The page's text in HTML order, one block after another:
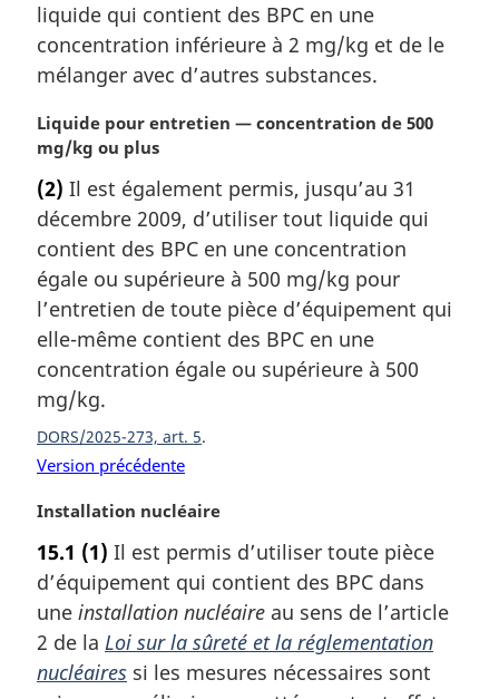
i
n
a
e
:
liquide qui contient des BPC en une
concentration inférieure à 2 mg/kg et de le
mélanger avec d’autres substances.
N
o
e
m
a
r
g
i
n
a
l
:
Liquide pour entretien — concentration de 500
mg/kg ou plus
(2) Il est également permis, jusqu’au 31
décembre 2009, d’utiliser tout liquide qui
contient des BPC en une concentration
égale ou supérieure à 500 mg/kg pour
l’entretien de toute pièce d’équipement qui
elle-même contient des BPC en une
concentration égale ou supérieure à 500
mg/kg.
DORS/2025-273, art. 5
Version précédente
N
t
e
m
a
g
Installation nucléaire
15.1 (1) Il est permis d’utiliser toute pièce
d’équipement qui contient des BPC dans
une installation nucléaire au sens de l’article
2 de la Loi sur la sûreté et la réglementation
nucléaires si les mesures nécessaires sont